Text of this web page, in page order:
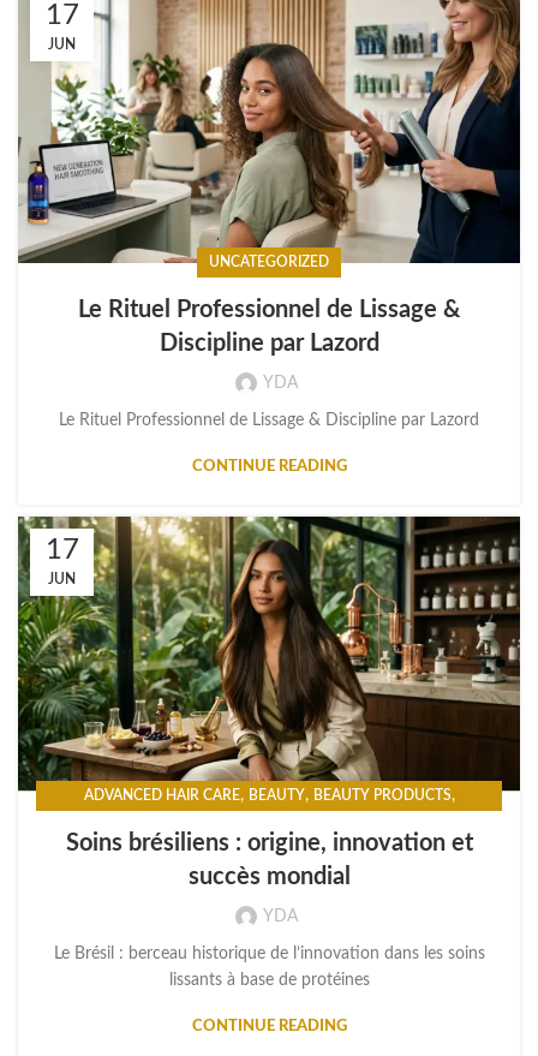
17
JUN
UNCATEGORIZED
Le Rituel Professionnel de Lissage &
Discipline par Lazord
YDA
Le Rituel Professionnel de Lissage & Discipline par Lazord
CONTINUE READING
17
JUN
ADVANCED HAIR CARE, BEAUTY, BEAUTY PRODUCTS,
Soins brésiliens : origine, innovation et
succès mondial
YDA
Le Brésil : berceau historique de l’innovation dans les soins
lissants à base de protéines
CONTINUE READING